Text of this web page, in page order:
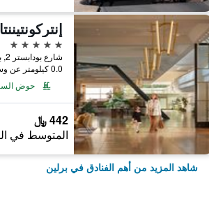
5 نجوم
شارع بودابستر 2, برلين, ألمانيا
0.0 كيلومتر عن وسط المدينة
حوض
442 ﷼
المتوسط في
شاهد المزيد من أهم الفنادق في برلين